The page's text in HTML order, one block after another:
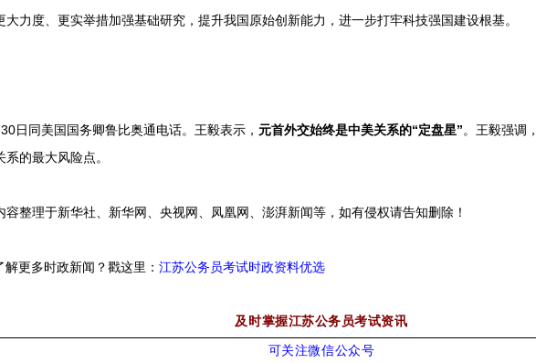
大力度、更实举措加强基础研究，提升我国原始创新能力，进一步打牢科技强国建设根基。
日同美国国务卿鲁比奥通电话。王毅表示， 元首外交始终是中美关系的“定盘星”。王毅强调，
系的最大风险点。
理于新华社、新华网、央视网、凤凰网、澎湃新闻等，如有侵权请告知删除！
解更多时政新闻？戳这里： 江苏公务员考试时政资料优选
及时掌握江苏公务员考试资讯
可关注微信公众号